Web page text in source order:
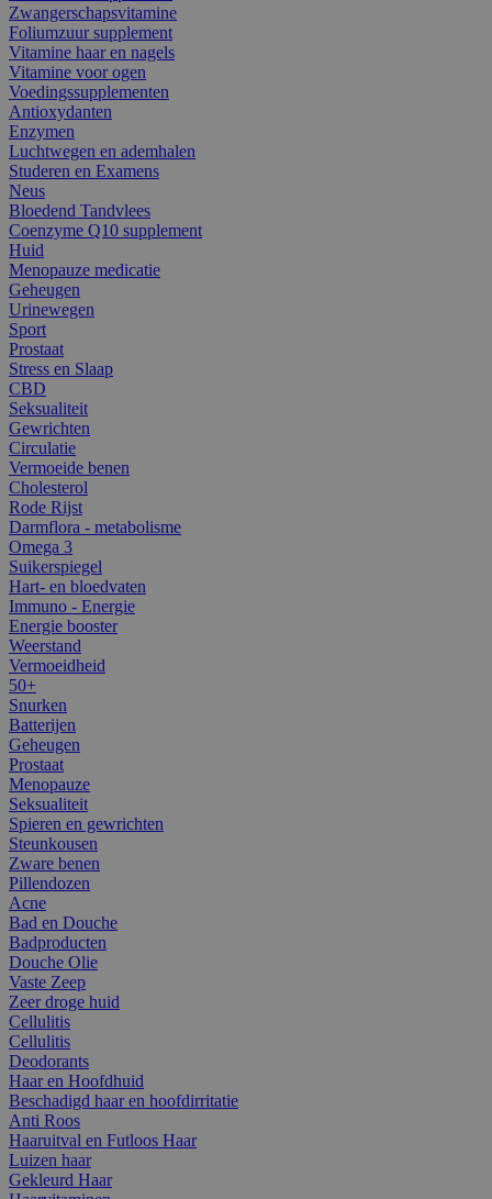
Zwangerschapsvitamine
Foliumzuur supplement
Vitamine haar en nagels
Vitamine voor ogen
Voedingssupplementen
Antioxydanten
Enzymen
Luchtwegen en ademhalen
Studeren en Examens
Neus
Bloedend Tandvlees
Coenzyme Q10 supplement
Huid
Menopauze medicatie
Geheugen
Urinewegen
Sport
Prostaat
Stress en Slaap
CBD
Seksualiteit
Gewrichten
Circulatie
Vermoeide benen
Cholesterol
Rode Rijst
Darmflora - metabolisme
Omega 3
Suikerspiegel
Hart- en bloedvaten
Immuno - Energie
Energie booster
Weerstand
Vermoeidheid
50+
Snurken
Batterijen
Geheugen
Prostaat
Menopauze
Seksualiteit
Spieren en gewrichten
Steunkousen
Zware benen
Pillendozen
Acne
Bad en Douche
Badproducten
Douche Olie
Vaste Zeep
Zeer droge huid
Cellulitis
Cellulitis
Deodorants
Haar en Hoofdhuid
Beschadigd haar en hoofdirritatie
Anti Roos
Haaruitval en Futloos Haar
Luizen haar
Gekleurd Haar